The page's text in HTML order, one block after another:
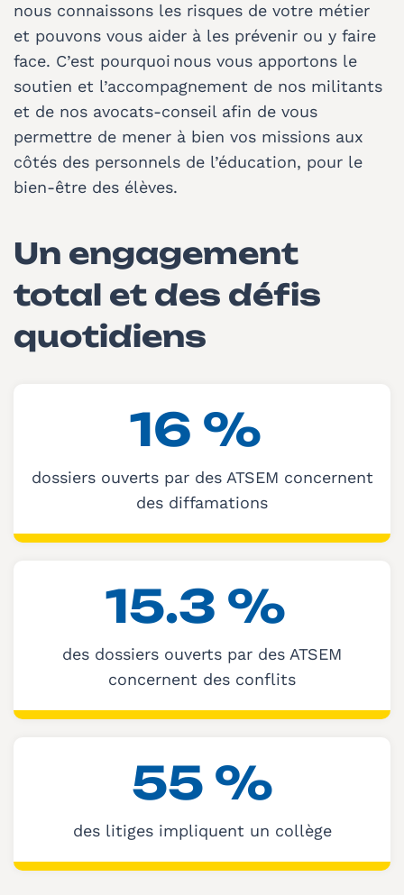
nous connaissons les risques de votre métier
et pouvons vous aider à les prévenir ou y faire
face. C’est pourquoi nous vous apportons le
soutien et l’accompagnement de nos militants
et de nos avocats-conseil afin de vous
permettre de mener à bien vos missions aux
côtés des personnels de l’éducation, pour le
bien-être des élèves.
Un engagement
total et des défis
quotidiens
16 %
dossiers ouverts par des ATSEM concernent
des diffamations
15.3 %
des dossiers ouverts par des ATSEM
concernent des conflits
55 %
des litiges impliquent un collège